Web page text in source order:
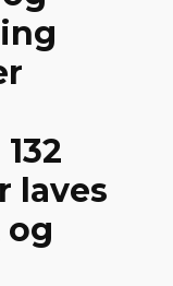
laves